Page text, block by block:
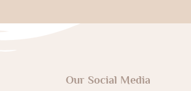
Our Social Media